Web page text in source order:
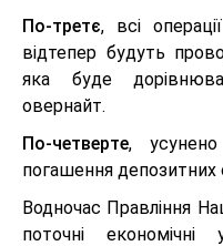
По-третє, всі
відтепер будуть
яка буде
овернайт.
По-четверте,
погашення депозитних
Водночас Правління
поточні